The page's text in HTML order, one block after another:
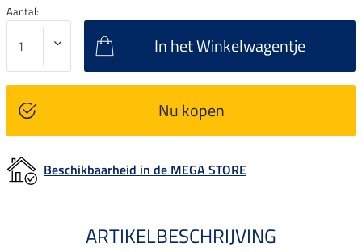
Aantal:
In het Winkelwagentje
Nu kopen
Beschikbaarheid in de MEGA STORE
ARTIKELBESCHRIJVING